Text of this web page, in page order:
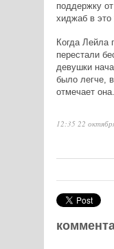
поддержку
хиджаб в это
Когда Лейла
перестали
девушки
было легче,
отмечает она.
12:35 22